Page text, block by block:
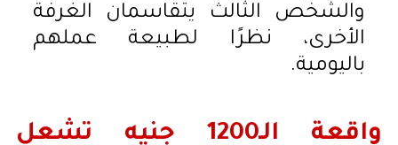
والشخص الثالث يتقاسمان الغرفة
الأخرى، نظرًا لطبيعة عملهم
باليومية.
واقعة الـ1200 جنيه تشعل